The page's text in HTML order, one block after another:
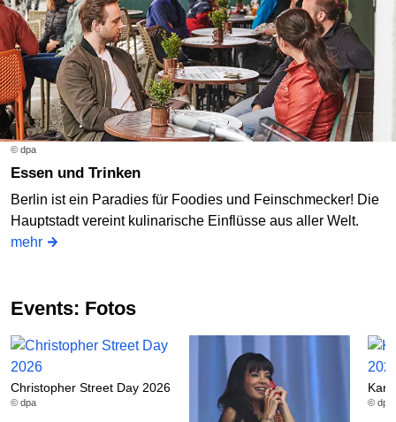
© dpa
Essen und Trinken
Berlin ist ein Paradies für Foodies und Feinschmecker! Die
Hauptstadt vereint kulinarische Einflüsse aus aller Welt.
mehr
Events: Fotos
Christopher Street Day 2026
© dpa © dpa